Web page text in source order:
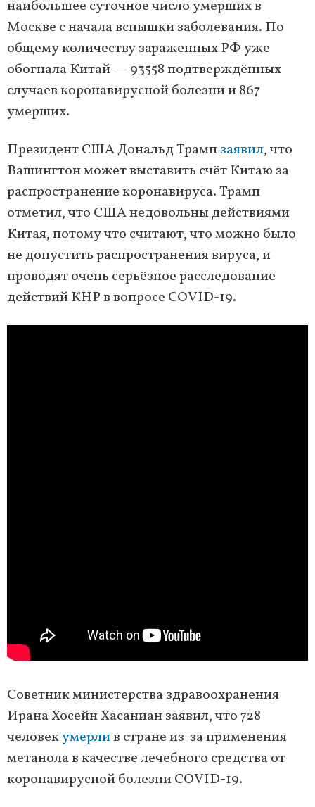
наибольшее суточное число умерших в
Москве с начала вспышки заболевания. По
общему количеству зараженных РФ уже
обогнала Китай — 93558 подтверждённых
случаев коронавирусной болезни и 867
умерших.
Президент США Дональд Трампзаявил, что
Вашингтон может выставить счёт Китаю за
распространение коронавируса. Трамп
отметил, что США недовольны действиями
Китая, потому что считают, что можно было
не допустить распространения вируса, и
проводят очень серьёзное расследование
действий КНР в вопросе COVID-19.
Советник министерства здравоохранения
Ирана Хосейн Хасаниан заявил, что 728
человекумерлив стране из-за применения
метанола в качестве лечебного средства от
коронавирусной болезни COVID-19.